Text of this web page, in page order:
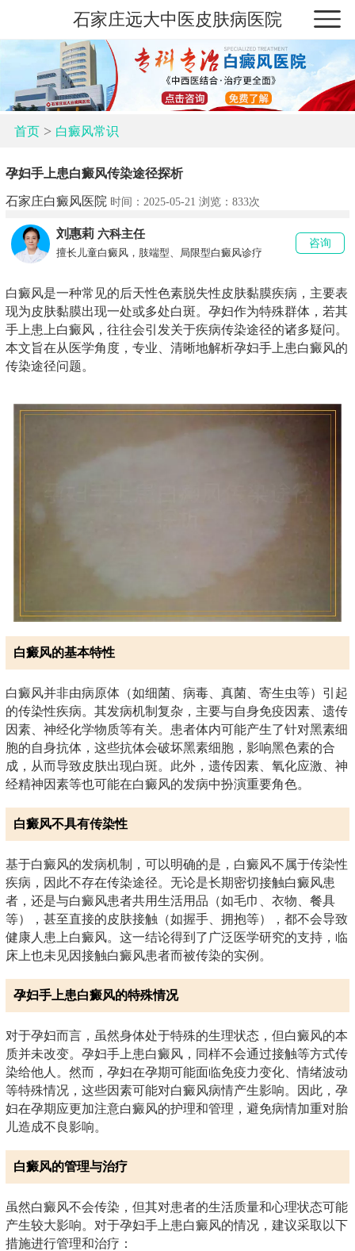
石家庄远大中医皮肤病医院
首页> 白癜风常识
孕妇手上患白癜风传染途径探析
石家庄白癜风医院 时间：2025-05-21 浏览： 833次
刘惠莉 六科主任
擅长儿童白癜风，肢端型、局限型白癜风诊疗
咨询
白癜风是一种常见的后天性色素脱失性皮肤黏膜疾病，主要表
现为皮肤黏膜出现一处或多处白斑。孕妇作为特殊群体，若其
手上患上白癜风，往往会引发关于疾病传染途径的诸多疑问。
本文旨在从医学角度，专业、清晰地解析孕妇手上患白癜风的
传染途径问题。
白癜风的基本特性
白癜风并非由病原体（如细菌、病毒、真菌、寄生虫等）引起
的传染性疾病。其发病机制复杂，主要与自身免疫因素、遗传
因素、神经化学物质等有关。患者体内可能产生了针对黑素细
胞的自身抗体，这些抗体会破坏黑素细胞，影响黑色素的合
成，从而导致皮肤出现白斑。此外，遗传因素、氧化应激、神
经精神因素等也可能在白癜风的发病中扮演重要角色。
白癜风不具有传染性
基于白癜风的发病机制，可以明确的是，白癜风不属于传染性
疾病，因此不存在传染途径。无论是长期密切接触白癜风患
者，还是与白癜风患者共用生活用品（如毛巾、衣物、餐具
等），甚至直接的皮肤接触（如握手、拥抱等），都不会导致
健康人患上白癜风。这一结论得到了广泛医学研究的支持，临
床上也未见因接触白癜风患者而被传染的实例。
孕妇手上患白癜风的特殊情况
对于孕妇而言，虽然身体处于特殊的生理状态，但白癜风的本
质并未改变。孕妇手上患白癜风，同样不会通过接触等方式传
染给他人。然而，孕妇在孕期可能面临免疫力变化、情绪波动
等特殊情况，这些因素可能对白癜风病情产生影响。因此，孕
妇在孕期应更加注意白癜风的护理和管理，避免病情加重对胎
儿造成不良影响。
白癜风的管理与治疗
虽然白癜风不会传染，但其对患者的生活质量和心理状态可能
产生较大影响。对于孕妇手上患白癜风的情况，建议采取以下
措施进行管理和治疗：